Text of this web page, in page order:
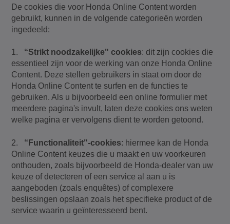
De cookies die voor Honda Online Content worden
gebruikt, kunnen in de volgende categorieën worden
ingedeeld:
1. “Strikt noodzakelijke" cookies: dit zijn cookies die
essentieel zijn voor de werking van onze Honda Online
Content. Deze stellen gebruikers in staat om door de
Honda Online Content te surfen en de functies te
gebruiken. Als u bijvoorbeeld een online formulier met
meerdere pagina's invult, laten deze cookies ons weten
welke pagina er vervolgens dient te worden getoond.
2. “Functionaliteit"-cookies: hiermee kan de Honda
Online Content keuzes die u maakt en uw voorkeuren
onthouden, zoals bijvoorbeeld de Honda-dealer van uw
keuze of detecteren of een service al aan u is
aangeboden (zoals enquêtes) of complexere
beslissingen opslaan zoals het specifieke product of de
service waarin u geïnteresseerd bent.